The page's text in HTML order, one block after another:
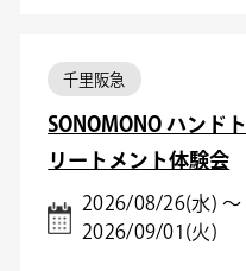
千里阪急
SONOMONO ハンドト
リートメント体験会
2026/08/26(水) ～
2026/09/01(火)